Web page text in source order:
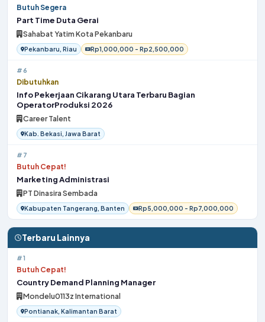
Butuh Segera
Part Time Duta Gerai
Sahabat Yatim Kota Pekanbaru
Pekanbaru, Riau Rp1,000,000 - Rp2,500,000
#6
Dibutuhkan
Info Pekerjaan Cikarang Utara Terbaru Bagian
OperatorProduksi 2026
Career Talent
Kab. Bekasi, Jawa Barat
#7
Butuh Cepat!
Marketing Administrasi
PT Dinasira Sembada
Kabupaten Tangerang, Banten Rp5,000,000 - Rp7,000,000
Terbaru Lainnya
#1
Butuh Cepat!
Country Demand Planning Manager
Mondelu0113z International
Pontianak, Kalimantan Barat